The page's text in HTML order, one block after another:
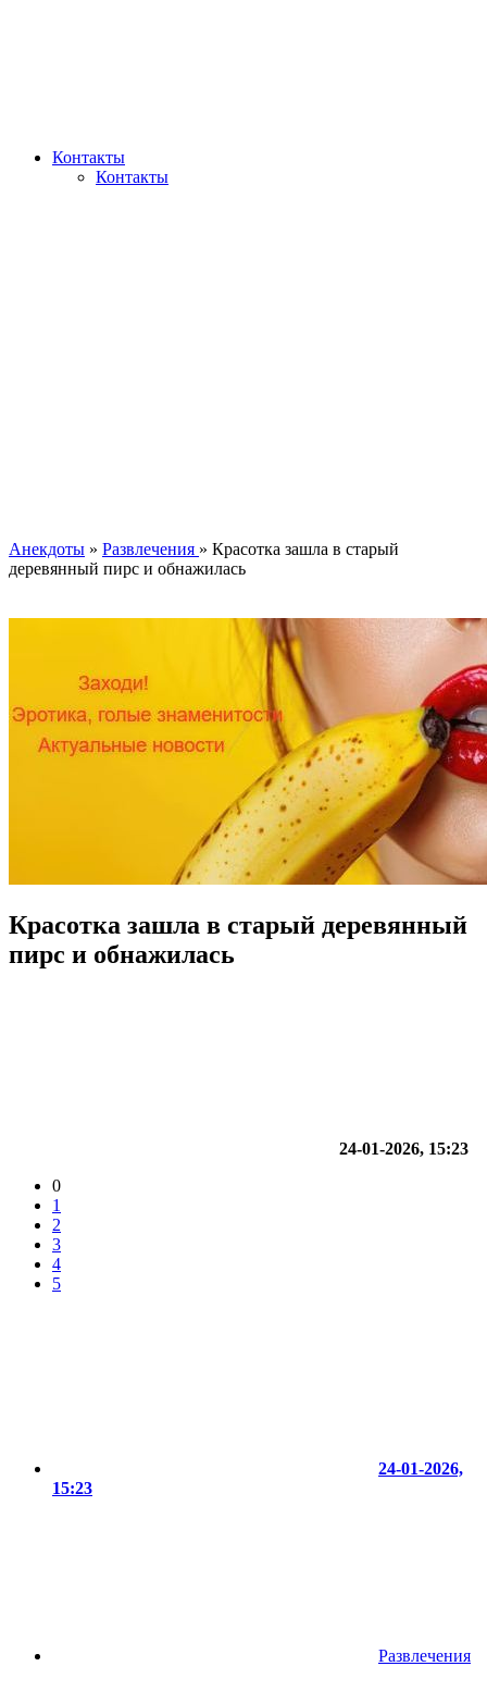
Контакты
Контакты
Анекдоты » Развлечения » Красотка зашла в старый
деревянный пирс и обнажилась
Красотка зашла в старый деревянный
пирс и обнажилась
24-01-2026, 15:23
0
1
2
3
4
5
24-01-2026,
15:23
Развлечения